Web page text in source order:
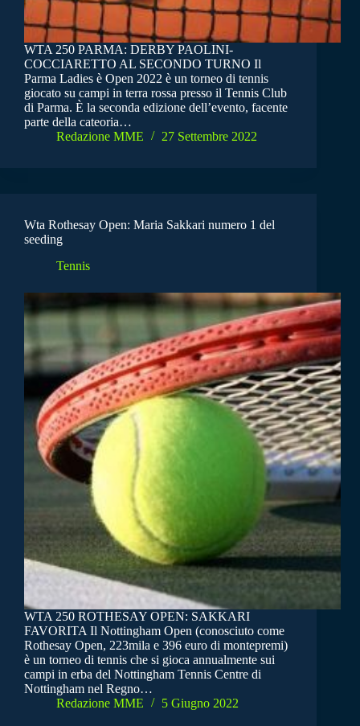
WTA 250 PARMA: DERBY PAOLINI-
COCCIARETTO AL SECONDO TURNO Il
Parma Ladies è Open 2022 è un torneo di tennis
giocato su campi in terra rossa presso il Tennis Club
di Parma. È la seconda edizione dell’evento, facente
parte della cateoria…
Redazione MME
27 Settembre 2022
Wta Rothesay Open: Maria Sakkari numero 1 del
seeding
Tennis
WTA 250 ROTHESAY OPEN: SAKKARI
FAVORITA Il Nottingham Open (conosciuto come
Rothesay Open, 223mila e 396 euro di montepremi)
è un torneo di tennis che si gioca annualmente sui
campi in erba del Nottingham Tennis Centre di
Nottingham nel Regno…
Redazione MME
5 Giugno 2022